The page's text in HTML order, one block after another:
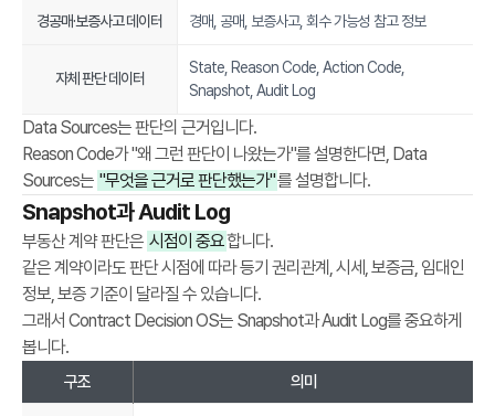
경공매·보증사고 데이터 경매, 공매, 보증사고, 회수 가능성 참고 정보
자체 판단 데이터
State, Reason Code, Action Code,
Snapshot, Audit Log
Data Sources는 판단의 근거입니다.
Reason Code가 "왜 그런 판단이 나왔는가"를 설명한다면, Data
Sources는 "무엇을 근거로 판단했는가"를 설명합니다.
Snapshot과 Audit Log
부동산 계약 판단은 시점이 중요합니다.
같은 계약이라도 판단 시점에 따라 등기 권리관계, 시세, 보증금, 임대인
정보, 보증 기준이 달라질 수 있습니다.
그래서 Contract Decision OS는 Snapshot과 Audit Log를 중요하게
봅니다.
구조 의미
a
e
s
t
a
t
e
c